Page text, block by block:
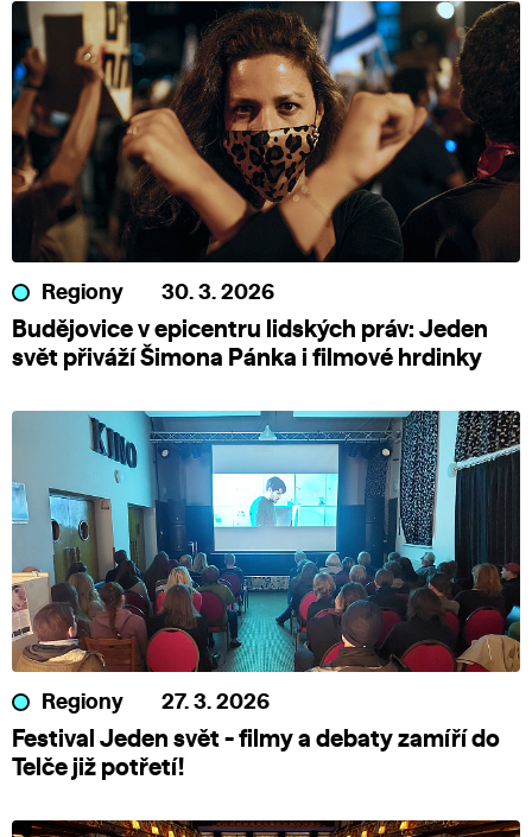
Regiony 30. 3. 2026
Budějovice v epicentru lidských práv: Jeden
svět přiváží Šimona Pánka i filmové hrdinky
Regiony 27. 3. 2026
Festival Jeden svět - filmy a debaty zamíří do
Telče již potřetí!